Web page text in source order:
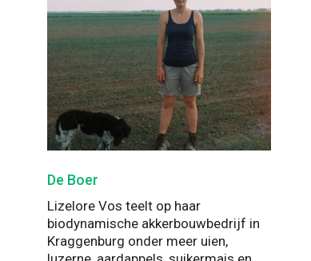
De Boer
Lizelore Vos teelt op haar
biodynamische akkerbouwbedrijf in
Kraggenburg onder meer uien,